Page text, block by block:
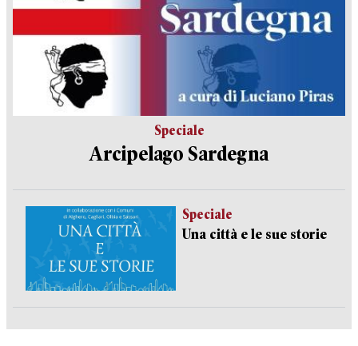
Speciale
Arcipelago Sardegna
Speciale
Una città e le sue storie